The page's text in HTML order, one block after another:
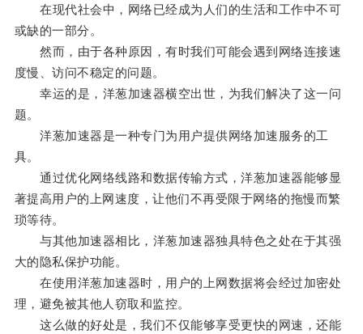
在现代社会中，网络已经成为人们的生活和工作中不可
或缺的一部分。
然而，由于各种原因，有时我们可能会遇到网络连接速
度慢、访问不稳定的问题。
幸运的是，洋葱加速器横空出世，为我们解决了这一问
题。
洋葱加速器是一种专门为用户提供网络加速服务的工
具。
通过优化网络线路和数据传输方式，洋葱加速器能够显
著提高用户的上网速度，让他们不再受限于网络的拖慢而繁
琐等待。
与其他加速器相比，洋葱加速器独具特色之处在于其强
大的隐私保护功能。
在使用洋葱加速器时，用户的上网数据将会经过加密处
理，避免被其他人窃取和监控。
这么做的好处是，我们不仅能够享受更快的网速，还能